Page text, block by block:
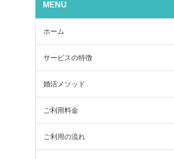
MENU
ホーム
サービスの特徴
婚活メソッド
ご利用料金
ご利用の流れ